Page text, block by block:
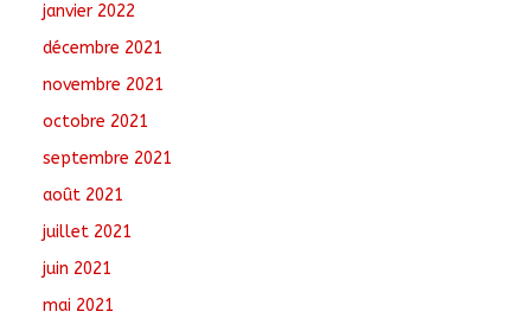
janvier 2022
décembre 2021
novembre 2021
octobre 2021
septembre 2021
août 2021
juillet 2021
juin 2021
mai 2021